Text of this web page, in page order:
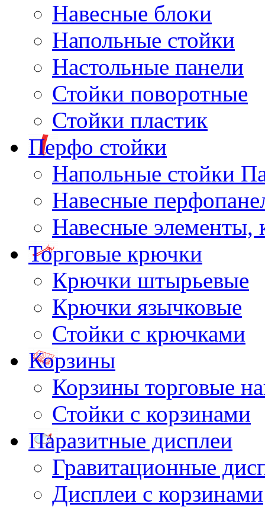
Навесные блоки
Напольные стойки
Настольные панели
Стойки поворотные
Стойки пластик
Перфо стойки
Напольные стойки
Навесные
Навесные элементы,
Торговые крючки
Крючки штырьевые
Крючки язычковые
Стойки с крючками
Корзины
Корзины торговые
Стойки с корзинами
Паразитные дисплеи
Гравитационные
Дисплеи с корзинами